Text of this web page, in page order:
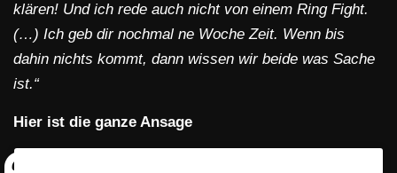
klären! Und ich rede auch nicht von einem Ring Fight.
(…) Ich geb dir nochmal ne Woche Zeit. Wenn bis
dahin nichts kommt, dann wissen wir beide was Sache
ist.“
Hier ist die ganze Ansage